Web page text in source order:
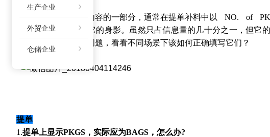
生产企业
外贸企业
仓储企业
计量单位作为货描内容的一部分，通常在提单补料中以 NO. of
单等等也不能缺席它的身影。虽然只占信息量的几十分之一，但它
位入手，通过几个问题，看看不同场景下该如何正确填写它们？
提单
1.提单上显示PKGS，实际应为BAGS，怎么办?